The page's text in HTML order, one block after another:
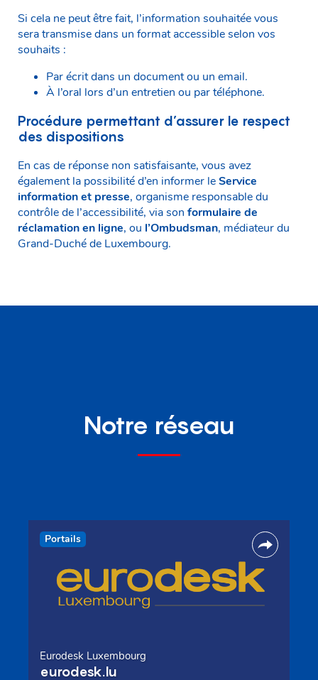
Si cela ne peut être fait, l’information souhaitée vous
sera transmise dans un format accessible selon vos
souhaits :
Par écrit dans un document ou un email.
À l’oral lors d’un entretien ou par téléphone.
Procédure permettant d’assurer le respect
des dispositions
En cas de réponse non satisfaisante, vous avez
également la possibilité d’en informer leService
information et presse, organisme responsable du
contrôle de l’accessibilité, via son formulaire de
réclamation en ligne, ou l’Ombudsman, médiateur du
Grand-Duché de Luxembourg.
Notre réseau
Portails
Eurodesk Luxembourg
eurodesk.lu